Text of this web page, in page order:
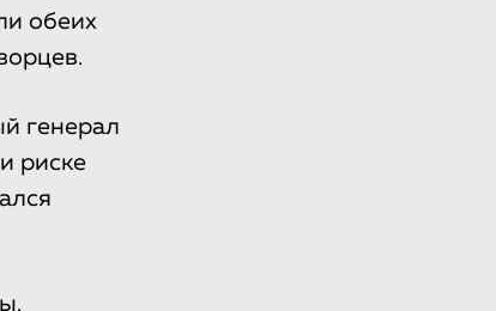
обеих
генерал
риске